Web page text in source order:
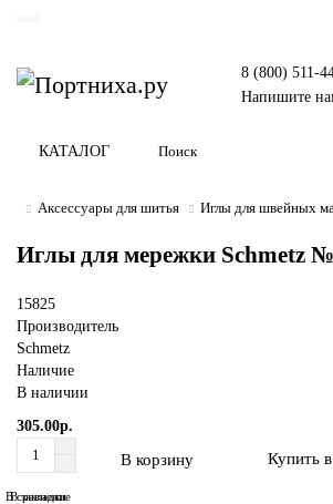
8 (800) 511-
Напишите
КАТАЛОГ
Аксессуары для шитья Иглы для швейных
Иглы для мережки Schmetz
15825
Производитель
Schmetz
Наличие
В наличии
305.00р.
В корзину Купить
В закладки
В сравнение